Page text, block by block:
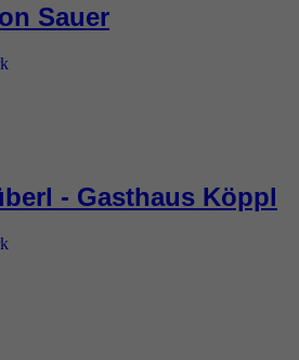
Sauer
- Gasthaus Köppl